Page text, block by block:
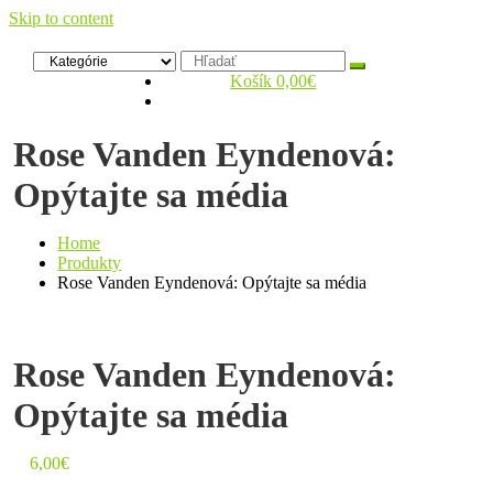
Skip to content
Zelený dom
Antikvariát Košík 0,00€
Rose Vanden Eyndenová:
Opýtajte sa média
Home
Produkty
Rose Vanden Eyndenová: Opýtajte sa média
Rose Vanden Eyndenová:
Opýtajte sa média
6,00€